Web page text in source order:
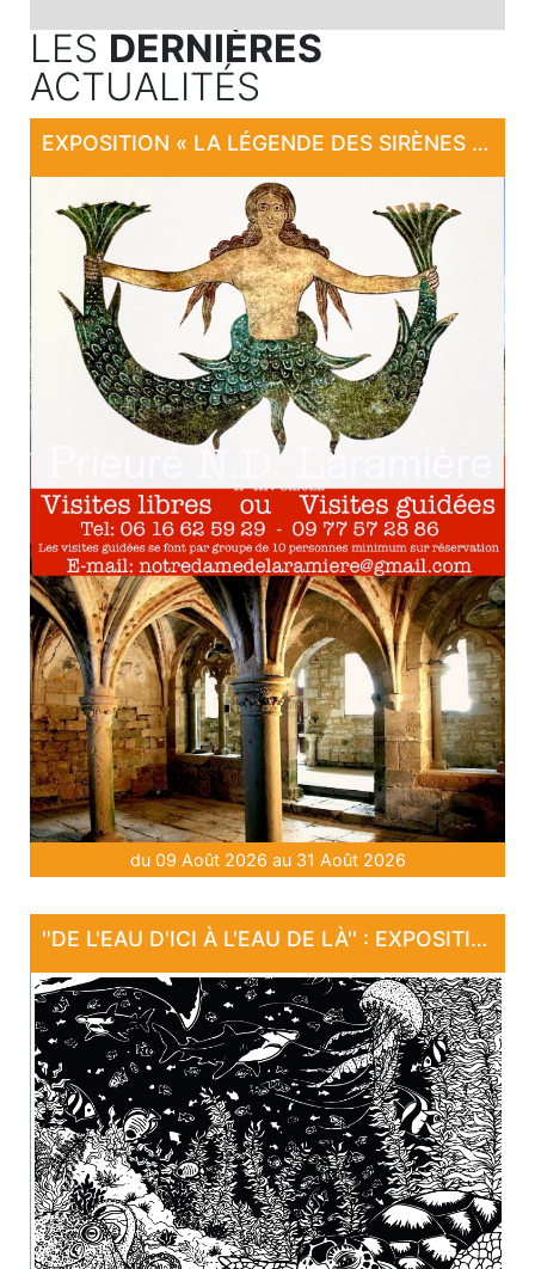
LES DERNIÈRES
ACTUALITÉS
EXPOSITION « LA LÉGENDE DES SIRÈNES DE LARAMIÈRE »
du 09 Août 2026 au 31 Août 2026
''DE L'EAU D'ICI À L'EAU DE LÀ'' : EXPOSITION "SANCTUAIRE"